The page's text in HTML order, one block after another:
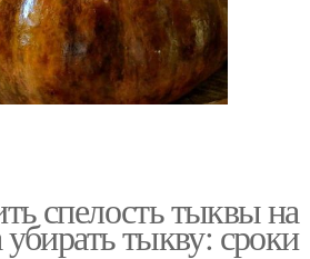
спелость тыквы на
убирать тыкву: сроки